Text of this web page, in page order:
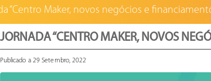
“Centro Maker, novos negócios e
JORNADA “CENTRO MAKER, NOVOS
Publicado a 29 Setembro, 2022